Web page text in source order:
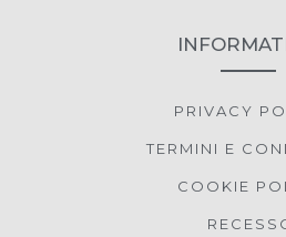
PRIVACY
TERMINI E
COOKIE